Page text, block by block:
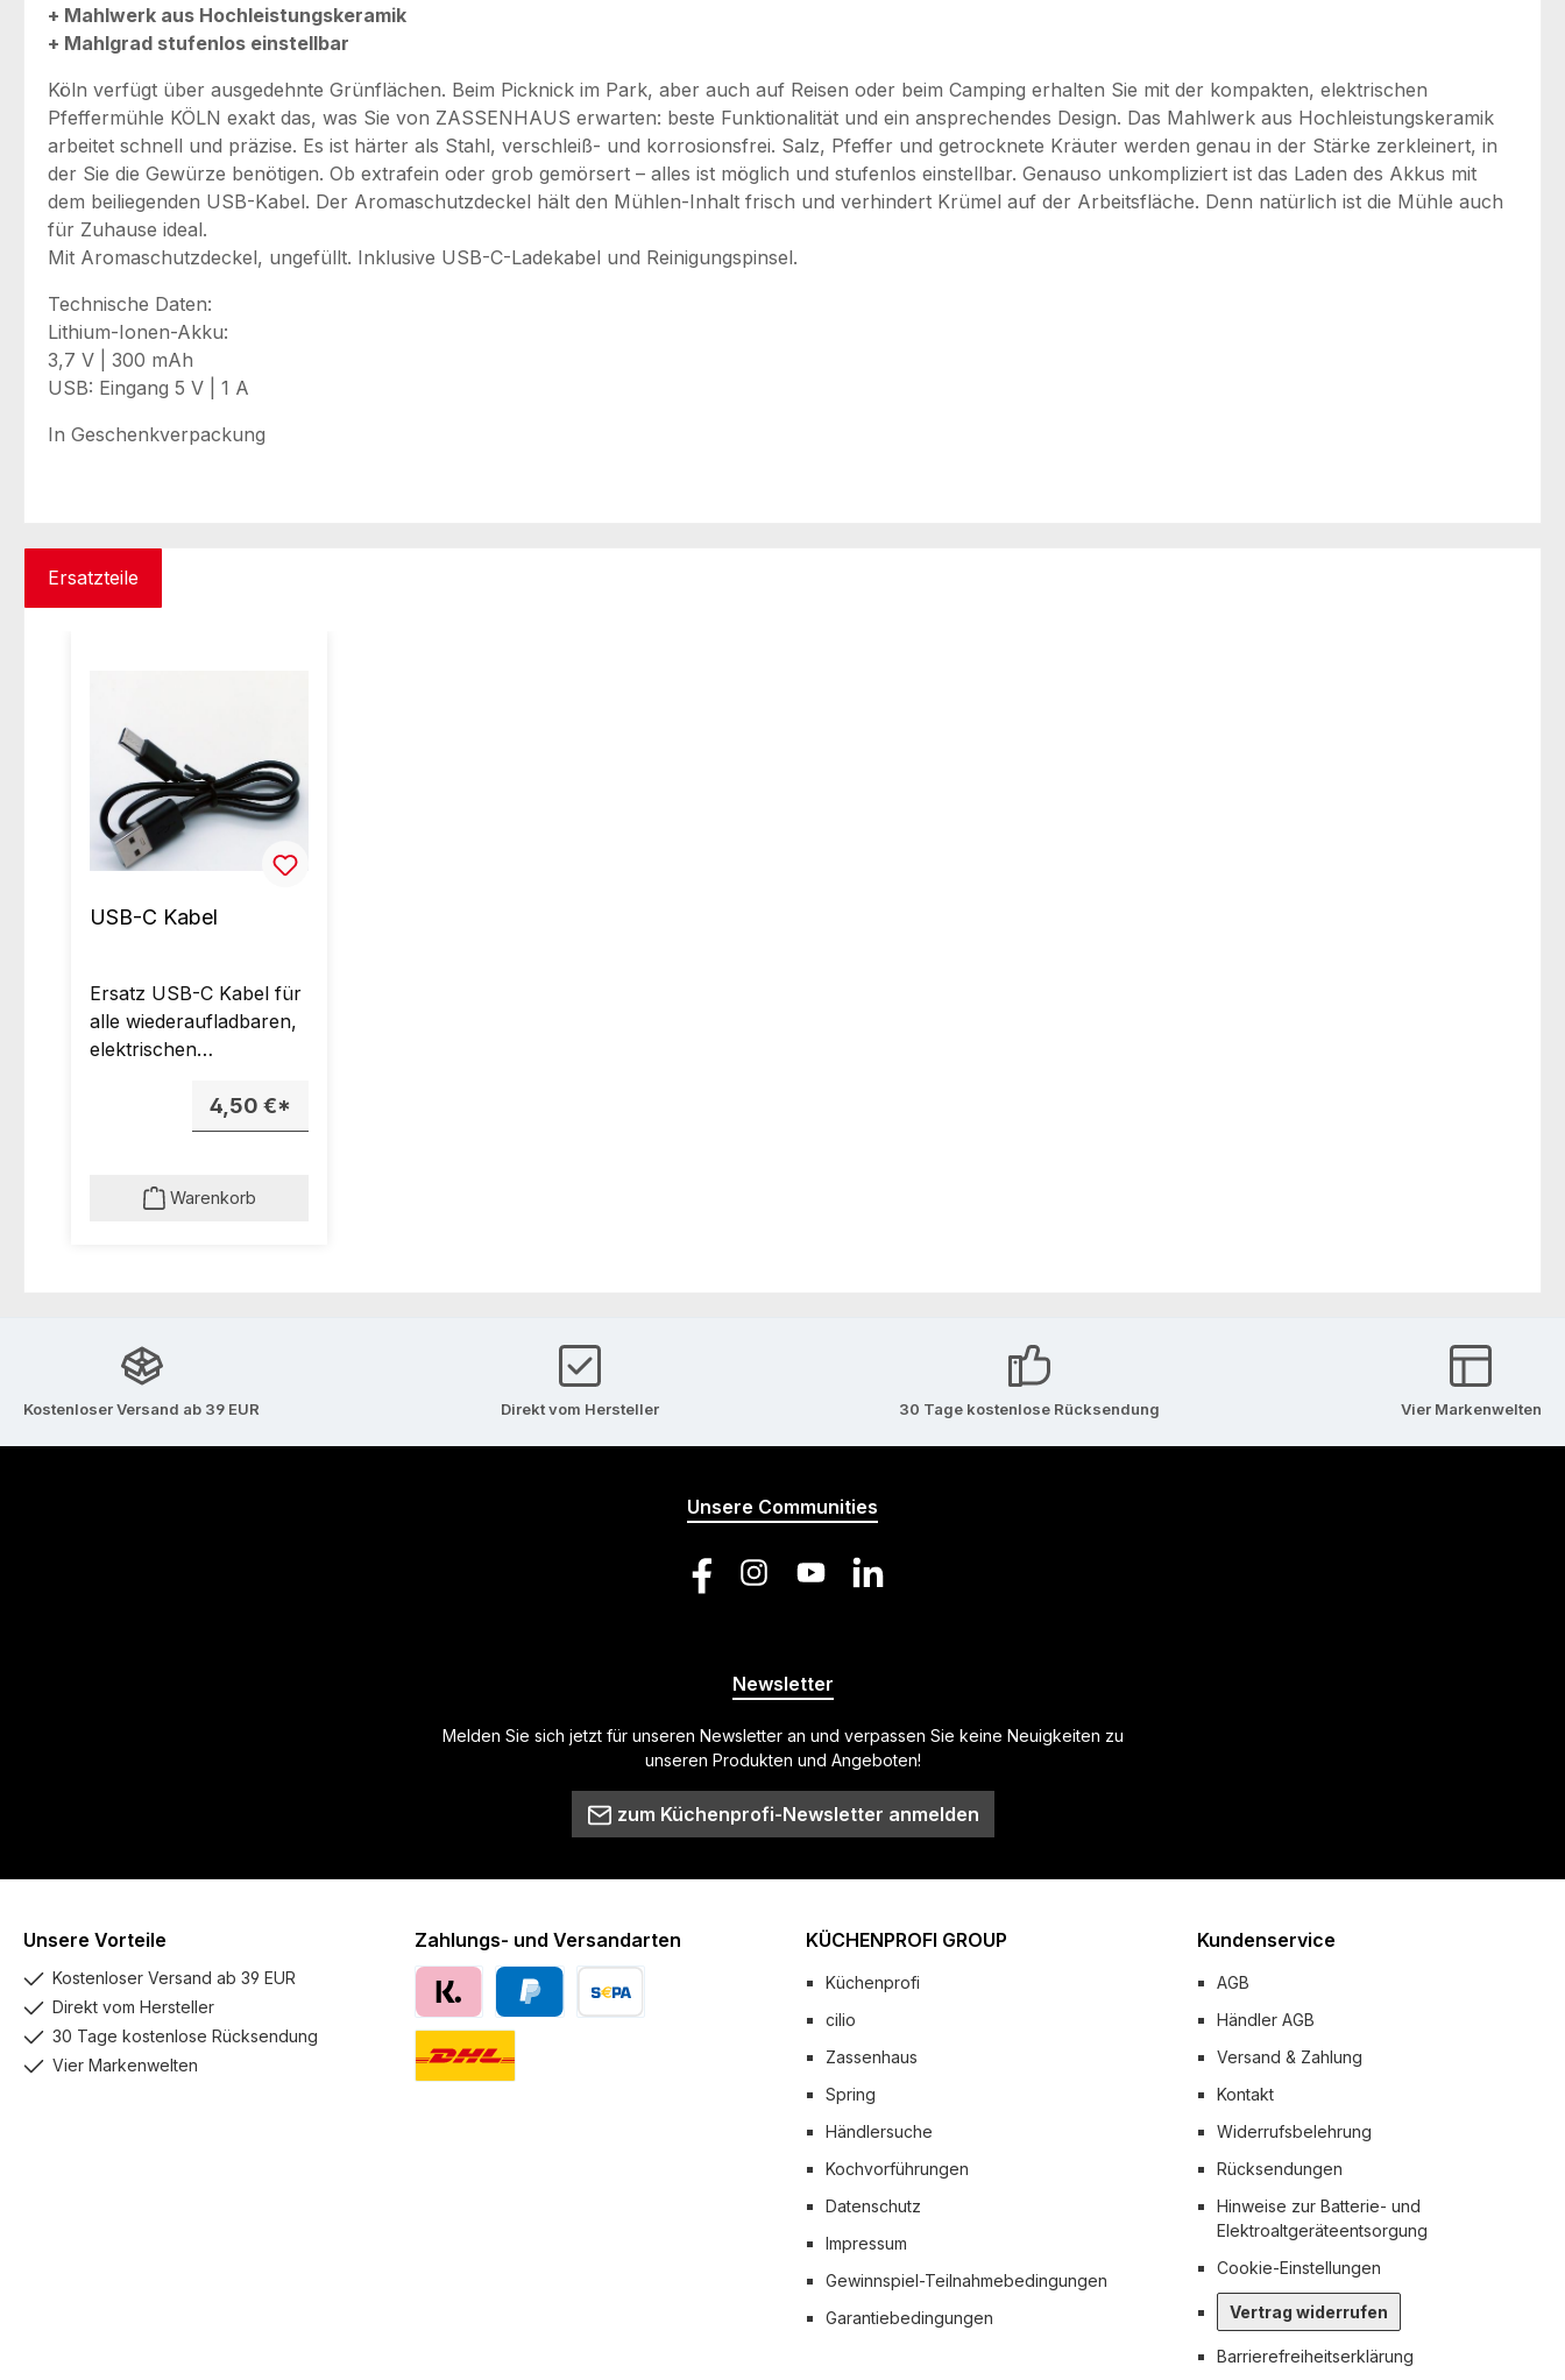
+ Mahlwerk aus Hochleistungskeramik
+ Mahlgrad stufenlos einstellbar
Köln verfügt über ausgedehnte Grünflächen. Beim Picknick im Park, aber auch auf Reisen oder beim Camping erhalten Sie mit der kompakten, elektrischen
Pfeffermühle KÖLN exakt das, was Sie von ZASSENHAUS erwarten: beste Funktionalität und ein ansprechendes Design. Das Mahlwerk aus Hochleistungskeramik
arbeitet schnell und präzise. Es ist härter als Stahl, verschleiß- und korrosionsfrei. Salz, Pfeffer und getrocknete Kräuter werden genau in der Stärke zerkleinert, in
der Sie die Gewürze benötigen. Ob extrafein oder grob gemörsert – alles ist möglich und stufenlos einstellbar. Genauso unkompliziert ist das Laden des Akkus mit
dem beiliegenden USB-Kabel. Der Aromaschutzdeckel hält den Mühlen-Inhalt frisch und verhindert Krümel auf der Arbeitsfläche. Denn natürlich ist die Mühle auch
für Zuhause ideal.
Mit Aromaschutzdeckel, ungefüllt. Inklusive USB-C-Ladekabel und Reinigungspinsel.
Technische Daten:
Lithium-Ionen-Akku:
3,7 V | 300 mAh
USB: Eingang 5 V | 1 A
In Geschenkverpackung
Ersatzteile
USB-C Kabel
Ersatz USB-C Kabel für
alle wiederaufladbaren,
elektrischen
(USB Typ C zu USB
4,50 €*
Warenkorb
Kostenloser Versand ab 39 EUR Direkt vom Hersteller 30 Tage kostenlose Rücksendung Vier Markenwelten
Unsere Communities
FacebookInstagramYouTube LinkedIn
Newsletter
Melden Sie sich jetzt für unseren Newsletter an und verpassen Sie keine Neuigkeiten zu
unseren Produkten und Angeboten!
zum Küchenprofi-Newsletter anmelden
Unsere Vorteile
Kostenloser Versand ab 39 EUR
Direkt vom Hersteller
30 Tage kostenlose Rücksendung
Vier Markenwelten
Zahlungs- und Versandarten
PayPal
Klarna
KÜCHENPROFI GROUP
Küchenprofi
cilio
Zassenhaus
Spring
Händlersuche
Kochvorführungen
Datenschutz
Impressum
Gewinnspiel-Teilnahmebedingungen
Garantiebedingungen
Kundenservice
AGB
Händler AGB
Versand & Zahlung
Kontakt
Widerrufsbelehrung
Rücksendungen
Hinweise zur Batterie- und
Elektroaltgeräteentsorgung
Cookie-Einstellungen
Vertrag widerrufen
Barrierefreiheitserklärung